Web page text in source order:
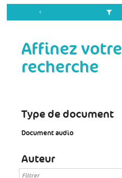
Affinez votre
recherche
Type de document
Document audio
Auteur